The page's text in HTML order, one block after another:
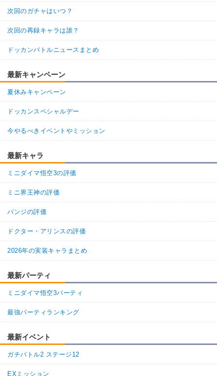
また何かお気付きの際は、ご指摘いただけると幸いです。
今後も神ゲー攻略をよろしくお願いします。
返信
33-2の表記訂正したって書いてるのに直ってなくて草
普通にツフル人の恨み行ってもたやん
返信(1)
66. ドッカンバトル攻略班＠神ゲー攻
>>65
した。
また何かお気付きの際は、ご指摘いただけると幸いです。
返信
63. 名無しさん 通報
32-2は｢ツフル人の恨み｣となってます。
返信 (1)
>>63
コメントありがとうございます。該当箇所の修正を行いま
した。
また何かお気付きの際は、ご指摘いただけると幸いです。
次回のガチャはいつ？
次回の再録キャラは誰？
ドッカンバトルニュースまとめ
最新キャンペーン
夏休みキャンペーン
ドッカンスペシャルデー
今やるべきイベントやミッション
最新キャラ
ミニダイマ悟空3の評価
ミニ界王神の評価
パンジの評価
ドクター・アリンスの評価
2026年の実装キャラまとめ
最新パーティ
ミニダイマ悟空3パーティ
最強パーティランキング
最新イベント
ガチバトル2 ステージ12
EXミッション